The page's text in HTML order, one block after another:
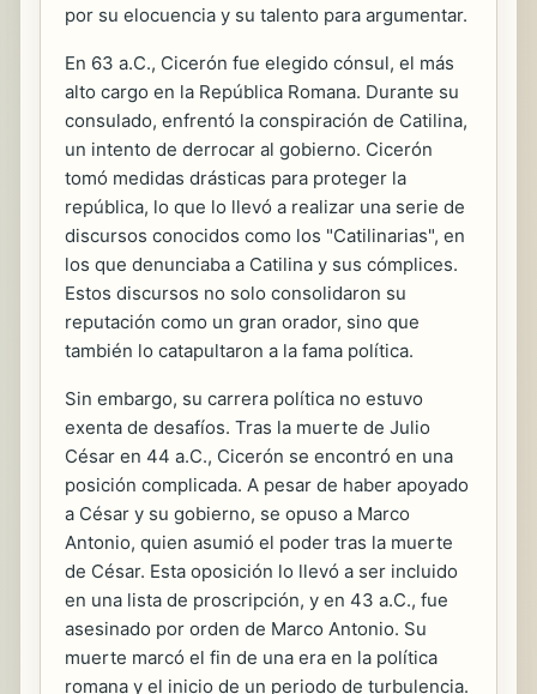
por su elocuencia y su talento para argumentar.
En 63 a.C., Cicerón fue elegido cónsul, el más
alto cargo en la República Romana. Durante su
consulado, enfrentó la conspiración de Catilina,
un intento de derrocar al gobierno. Cicerón
tomó medidas drásticas para proteger la
república, lo que lo llevó a realizar una serie de
discursos conocidos como los "Catilinarias", en
los que denunciaba a Catilina y sus cómplices.
Estos discursos no solo consolidaron su
reputación como un gran orador, sino que
también lo catapultaron a la fama política.
Sin embargo, su carrera política no estuvo
exenta de desafíos. Tras la muerte de Julio
César en 44 a.C., Cicerón se encontró en una
posición complicada. A pesar de haber apoyado
a César y su gobierno, se opuso a Marco
Antonio, quien asumió el poder tras la muerte
de César. Esta oposición lo llevó a ser incluido
en una lista de proscripción, y en 43 a.C., fue
asesinado por orden de Marco Antonio. Su
muerte marcó el fin de una era en la política
romana y el inicio de un periodo de turbulencia.